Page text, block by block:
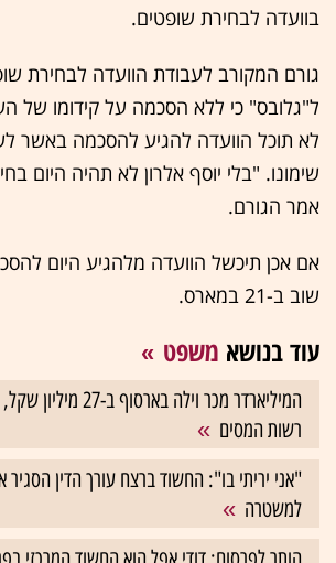
בוועדה לבחירת שופטים.
גורם המקורב לעבודת הוועדה לבחירת
ל"גלובס" כי ללא הסכמה על קידומו של
לא תוכל הוועדה להגיע להסכמה באשר
שימונו. "בלי יוסף אלרון לא תהיה היום
אמר הגורם.
אם אכן תיכשל הוועדה מלהגיע היום
שוב ב-21 במארס.
עוד בנושא משפט
המיליארדר מכר וילה בארסוף
רשות המסים
"אני יריתי בו": החשוד ברצח עורך הדין הסגיר
למשטרה